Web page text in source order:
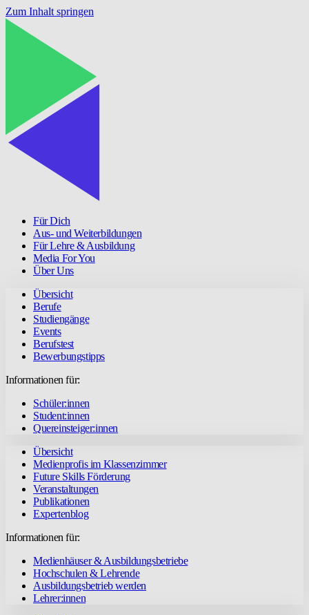
Zum Inhalt springen
Für Dich
Aus- und Weiterbildungen
Für Lehre & Ausbildung
Media For You
Über Uns
Übersicht
Berufe
Studiengänge
Events
Berufstest
Bewerbungstipps
Informationen für:
Schüler:innen
Student:innen
Quereinsteiger:innen
Übersicht
Medienprofis im Klassenzimmer
Future Skills Förderung
Veranstaltungen
Publikationen
Expertenblog
Informationen für:
Medienhäuser & Ausbildungsbetriebe
Hochschulen & Lehrende
Ausbildungsbetrieb werden
Lehrer:innen